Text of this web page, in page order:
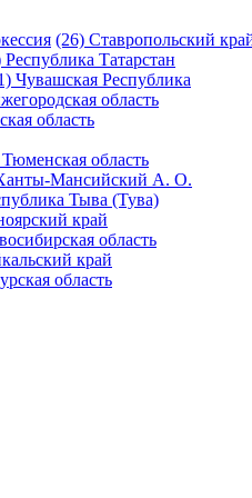
(26) Ставропольский
Республика Татарстан
Чувашская Республика
область
область
область
Мансийский А. О.
Тыва (Тува)
край
область
край
область